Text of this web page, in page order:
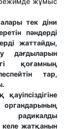
тек діни
пәндерді
жаттайды,
дағдыларын
қоғамның
тар,
радикалды
келе жатқанын